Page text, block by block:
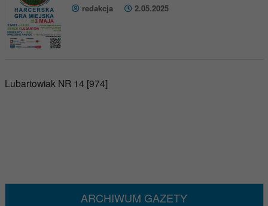
redakcja 2.05.2025
Lubartowiak NR 14 [974]
ARCHIWUM GAZETY